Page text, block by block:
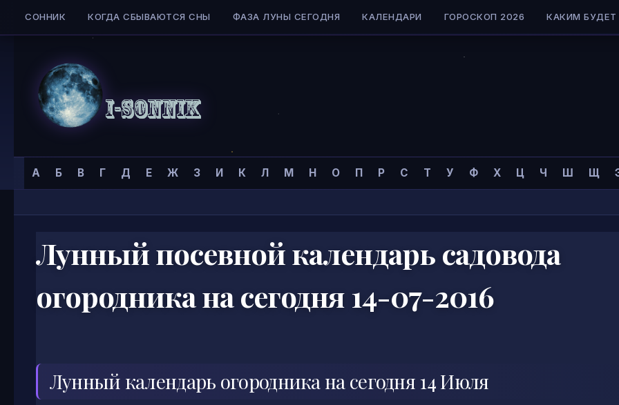
Skip to content
СОННИК КОГДА СБЫВАЮТСЯ СНЫ ФАЗА ЛУНЫ СЕГОДНЯ КАЛЕНДАРИ ГОРОСКОП 2026 КАКИМ БУДЕТ
Сонник
I-
А Б В Г Д Е Ж З И К Л М Н О П Р С Т У Ф Х Ц Ч Ш Щ
Главная страница »Календари» Посадочный календарь
Лунный посевной календарь садовода
огородника на сегодня 14-07-2016
Лунный календарь огородника на сегодня 14 Июля